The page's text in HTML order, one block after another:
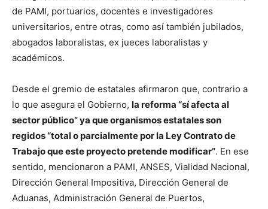
de PAMI, portuarios, docentes e investigadores
universitarios, entre otras, como así también jubilados,
abogados laboralistas, ex jueces laboralistas y
académicos.
Desde el gremio de estatales afirmaron que, contrario a
lo que asegura el Gobierno, la reforma “sí afecta al
sector público” ya que organismos estatales son
regidos “total o parcialmente por la Ley Contrato de
Trabajo que este proyecto pretende modificar”. En ese
sentido, mencionaron a PAMI, ANSES, Vialidad Nacional,
Dirección General Impositiva, Dirección General de
Aduanas, Administración General de Puertos,